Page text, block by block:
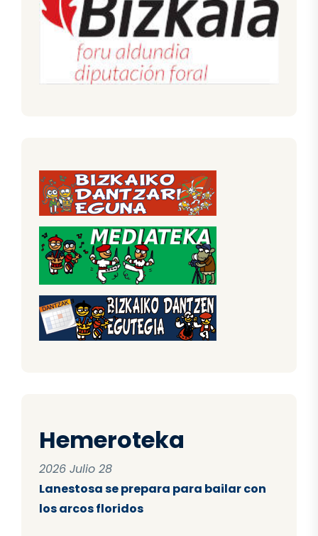
Hemeroteka
2026 Julio 28
Lanestosa se prepara para bailar con
los arcos floridos